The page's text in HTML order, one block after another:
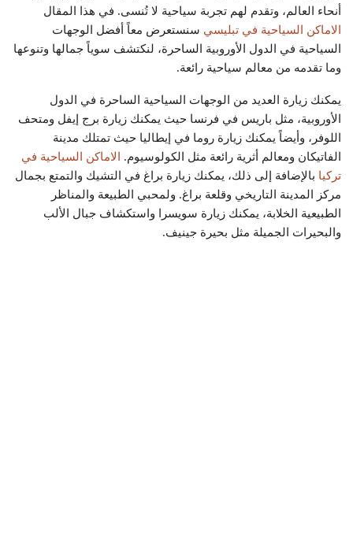
أنحاء العالم، وتقدم لهم تجربة سياحية لا تُنسى. في هذا المقال
الاماكن السياحية في تبليسي سنستعرض معاً أفضل الوجهات
السياحية في الدول الأوروبية الساحرة، لنكتشف سوياً جمالها وتنوعها
وما تقدمه من معالم سياحية رائعة.
يمكنك زيارة العديد من الوجهات السياحية الساحرة في الدول
الأوروبية، مثل باريس في فرنسا حيث يمكنك زيارة برج إيفل ومتحف
اللوفر، وأيضاً يمكنك زيارة روما في إيطاليا حيث تمتلك مدينة
الفاتيكان ومعالم أثرية رائعة مثل الكولوسيوم.
الاماكن السياحية في
تركيا بالإضافة إلى ذلك، يمكنك زيارة براغ في التشيك والتمتع بجمال
مركز المدينة التاريخي وقلعة براغ. ولمحبي الطبيعة والمناظر
الطبيعية الخلابة، يمكنك زيارة سويسرا واستكشاف جبال الألب
والبحيرات الجميلة مثل بحيرة جينيف.